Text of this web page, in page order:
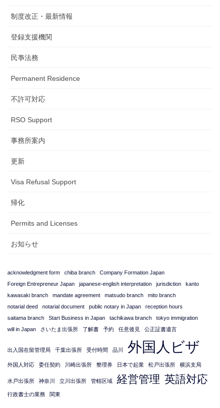
制度改正・最新情報
登録支援機関
民亊法務
Permanent Residence
不許可対応
RSO Support
事務所案内
更新
Visa Refusal Support
帰化
Permits and Licenses
お知らせ
acknowledgment form chiba branch
Company Formation Japan
Foreign Entrepreneur Japan
japanese-english interpretation jurisdiction
kanto
kawasaki branch
mandate agreement matsudo branch
mito branch
notarial deed
notarial document public notary in Japan
reception hours
saitama branch
Start Business in Japan tachikawa branch
tokyo immigration
will in Japan
さいたま出張所 了解書 予約 任意後見 公正証書遺言
出入国在留管理局 千葉出張所 受付時間 品川 外国人ビザ
外国人対応 委任契約 川崎出張所 整理券 日本で起業 松戸出張所 横浜支局
水戸出張所 神奈川 立川出張所 管轄区域 経営管理 英語対応
行政書士の業務 関東